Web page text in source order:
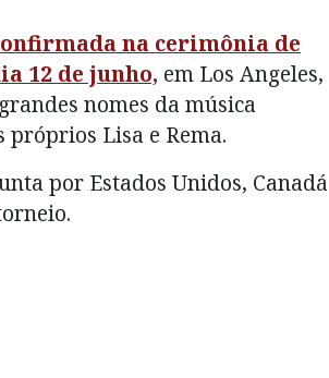
na cerimônia de
12 de junho, em Los Angeles,
nomes da música
Lisa e Rema.
por Estados Unidos, Canadá